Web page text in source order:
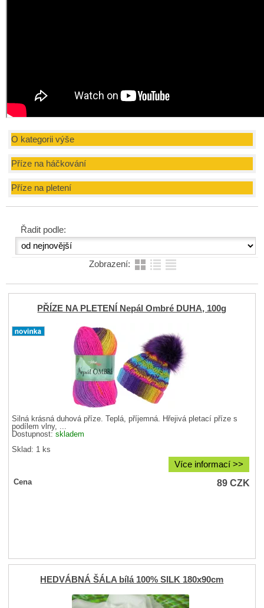
O kategorii výše
Příze na háčkování
Příze na pletení
Řadit podle:
Zobrazení:
PŘÍZE NA PLETENÍ Nepál Ombré DUHA, 100g
Silná krásná duhová příze. Teplá, příjemná. Hřejivá pletací příze s
podílem vlny, ...
Dostupnost:skladem
Sklad: 1 ks
Více informací >>
Cena 89CZK
HEDVÁBNÁ ŠÁLA bílá 100% SILK 180x90cm